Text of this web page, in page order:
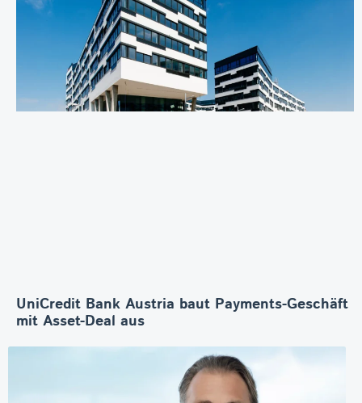
UniCredit Bank Austria baut Payments-Geschäft
mit Asset-Deal aus